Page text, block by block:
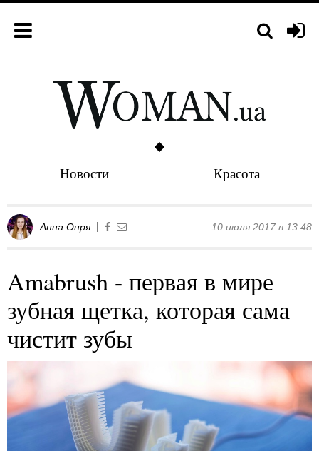
Новости Красота
Анна Опря 10 июля 2017 в 13:48
Amabrush - первая в мире
зубная щетка, которая сама
чистит зубы